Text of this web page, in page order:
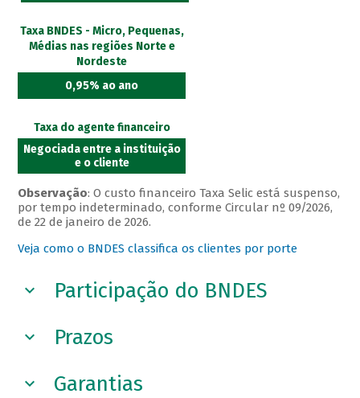
Taxa BNDES - Micro, Pequenas,
Médias nas regiões Norte e
Nordeste
0,95% ao ano
Taxa do agente financeiro
Negociada entre a instituição
e o cliente
Observação: O custo financeiro Taxa Selic está suspenso,
por tempo indeterminado, conforme Circular nº 09/2026,
de 22 de janeiro de 2026.
Veja como o BNDES classifica os clientes por porte
Participação do BNDES
Prazos
Garantias